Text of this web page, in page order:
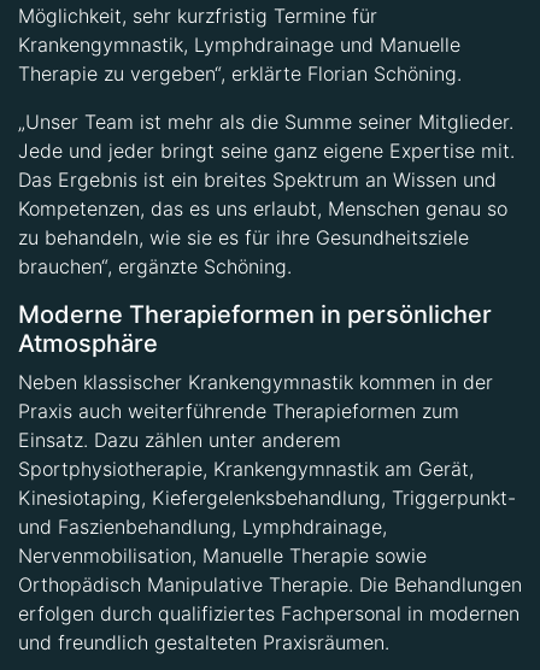
Möglichkeit, sehr kurzfristig Termine für
Krankengymnastik, Lymphdrainage und Manuelle
Therapie zu vergeben“, erklärte Florian Schöning.
„Unser Team ist mehr als die Summe seiner Mitglieder.
Jede und jeder bringt seine ganz eigene Expertise mit.
Das Ergebnis ist ein breites Spektrum an Wissen und
Kompetenzen, das es uns erlaubt, Menschen genau so
zu behandeln, wie sie es für ihre Gesundheitsziele
brauchen“, ergänzte Schöning.
Moderne Therapieformen in persönlicher
Atmosphäre
Neben klassischer Krankengymnastik kommen in der
Praxis auch weiterführende Therapieformen zum
Einsatz. Dazu zählen unter anderem
Sportphysiotherapie, Krankengymnastik am Gerät,
Kinesiotaping, Kiefergelenksbehandlung, Triggerpunkt-
und Faszienbehandlung, Lymphdrainage,
Nervenmobilisation, Manuelle Therapie sowie
Orthopädisch Manipulative Therapie. Die Behandlungen
erfolgen durch qualifiziertes Fachpersonal in modernen
und freundlich gestalteten Praxisräumen.